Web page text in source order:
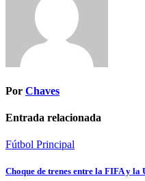
Por Chaves
Entrada relacionada
Fútbol Principal
Choque de trenes entre la FIFA y la